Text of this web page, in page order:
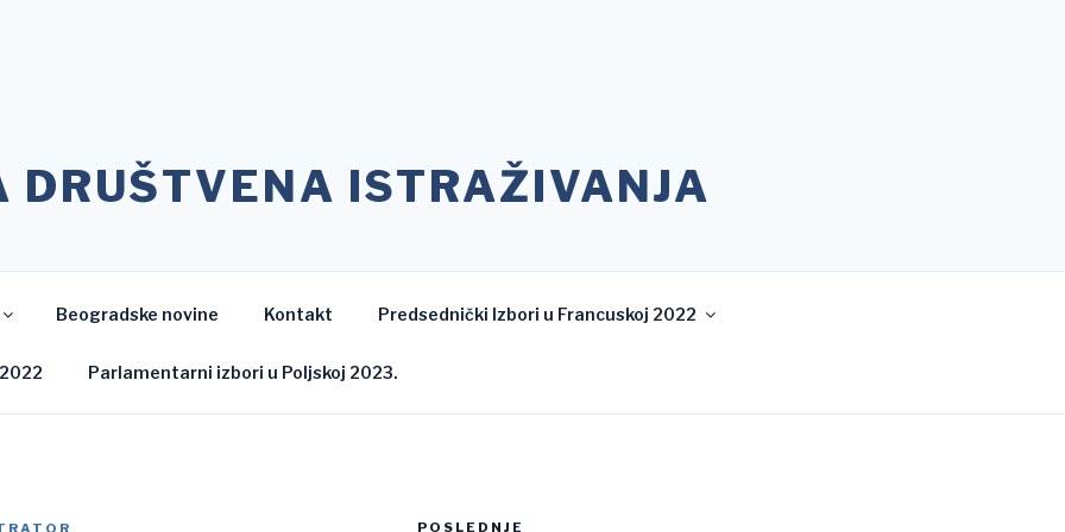
DRUŠTVENA ISTRAŽIVANJA
Beogradske novine Kontakt Predsednički Izbori u Francuskoj 2022
Parlamentarni izbori u Poljskoj 2023.
POSLEDNJE